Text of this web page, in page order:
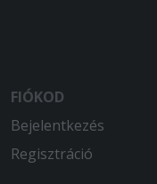
FIÓKOD
Bejelentkezés
Regisztráció